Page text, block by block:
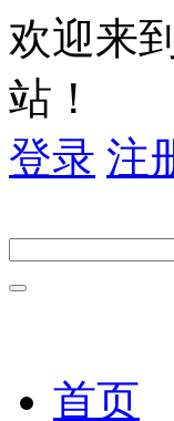
欢迎来
站！
登录 注
首页